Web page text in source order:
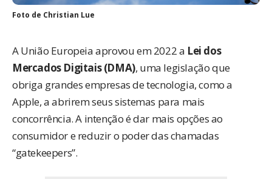
Foto de Christian Lue
A União Europeia aprovou em 2022 a Lei dos
Mercados Digitais (DMA), uma legislação que
obriga grandes empresas de tecnologia, como a
Apple, a abrirem seus sistemas para mais
concorrência. A intenção é dar mais opções ao
consumidor e reduzir o poder das chamadas
“gatekeepers”.